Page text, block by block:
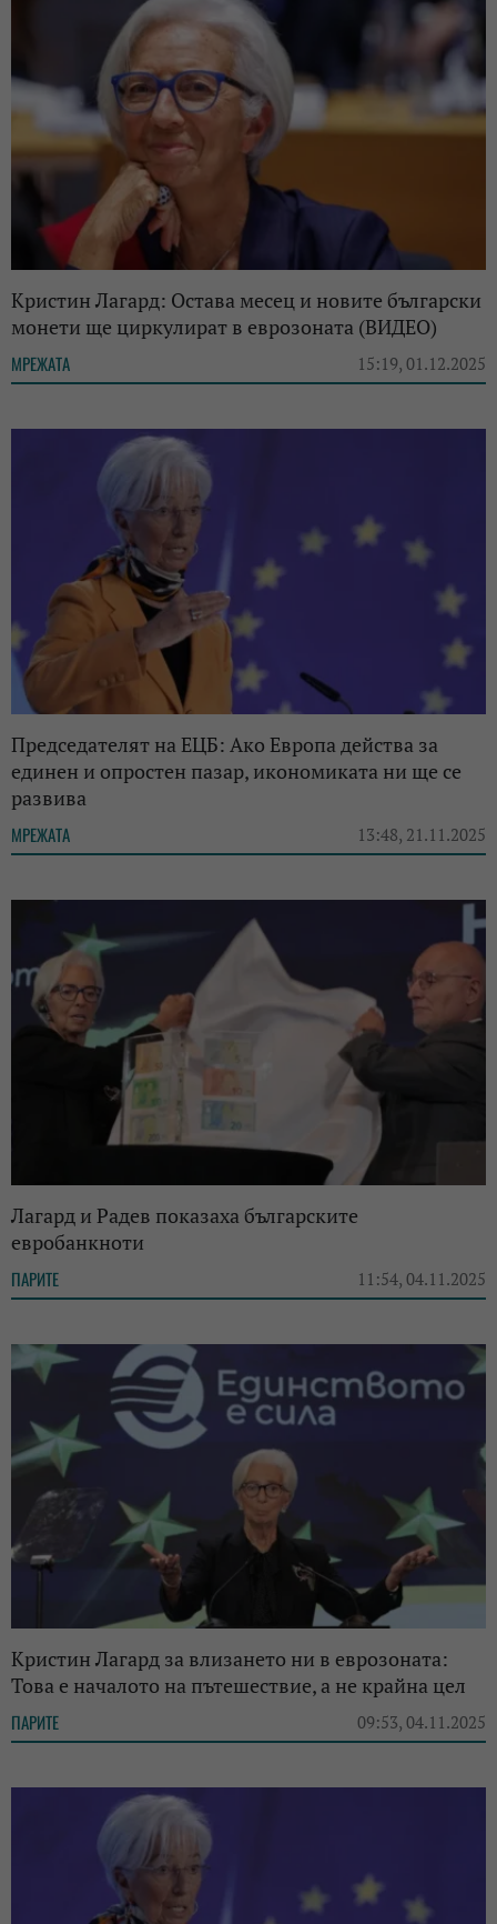
Кристин Лагард: Остава месец и новите български
монети ще циркулират в еврозоната (ВИДЕО)
МРЕЖАТА 15:19, 01.12.2025
Председателят на ЕЦБ: Ако Европа действа за
единен и опростен пазар, икономиката ни ще се
развива
МРЕЖАТА 13:48, 21.11.2025
Лагард и Радев показаха българските
евробанкноти
ПАРИТЕ 11:54, 04.11.2025
Кристин Лагард за влизането ни в еврозоната:
Това е началото на пътешествие, а не крайна цел
ПАРИТЕ 09:53, 04.11.2025